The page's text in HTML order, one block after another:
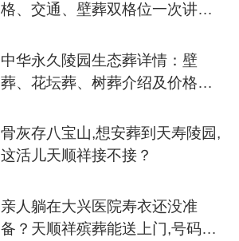
格、交通、壁葬双格位一次讲清
中华永久陵园生态葬详情：壁
葬、花坛葬、树葬介绍及价格参
骨灰存八宝山,想安葬到天寿陵园,
这活儿天顺祥接不接？
亲人躺在大兴医院寿衣还没准
备？天顺祥殡葬能送上门,号码我